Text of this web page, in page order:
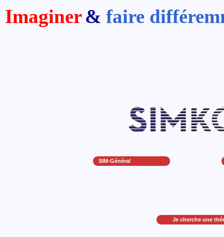
Imaginer& faire
SIM-Général
Je cherche une